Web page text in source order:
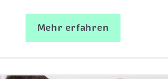
Mehr erfahren